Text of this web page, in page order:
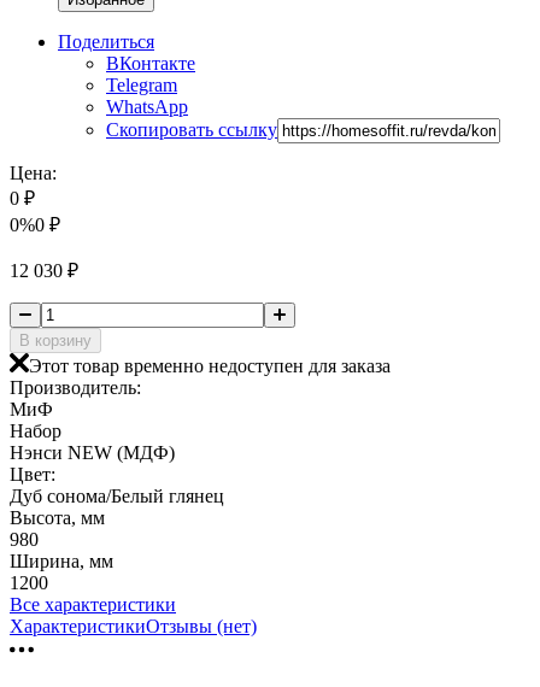
Поделиться
ВКонтакте
Telegram
WhatsApp
Скопировать ссылку
Цена:
0 ₽
0%0 ₽
12 030 ₽
В корзину
Этот товар временно недоступен для заказа
Производитель:
МиФ
Набор
Нэнси NEW (МДФ)
Цвет:
Дуб сонома/Белый глянец
Высота, мм
980
Ширина, мм
1200
Все характеристики
ХарактеристикиОтзывы (нет)